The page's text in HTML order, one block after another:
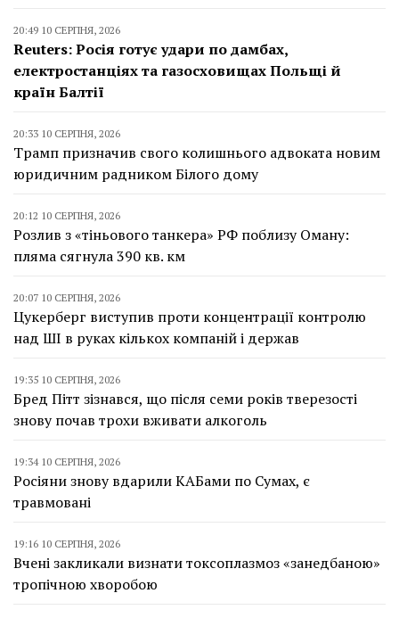
20:49 10 СЕРПНЯ, 2026
Reuters: Росія готує удари по дамбах,
електростанціях та газосховищах Польщі й
країн Балтії
20:33 10 СЕРПНЯ, 2026
Трамп призначив свого колишнього адвоката новим
юридичним радником Білого дому
20:12 10 СЕРПНЯ, 2026
Розлив з «тіньового танкера» РФ поблизу Оману:
пляма сягнула 390 кв. км
20:07 10 СЕРПНЯ, 2026
Цукерберг виступив проти концентрації контролю
над ШІ в руках кількох компаній і держав
19:35 10 СЕРПНЯ, 2026
Бред Пітт зізнався, що після семи років тверезості
знову почав трохи вживати алкоголь
19:34 10 СЕРПНЯ, 2026
Росіяни знову вдарили КАБами по Сумах, є
травмовані
19:16 10 СЕРПНЯ, 2026
Вчені закликали визнати токсоплазмоз «занедбаною»
тропічною хворобою